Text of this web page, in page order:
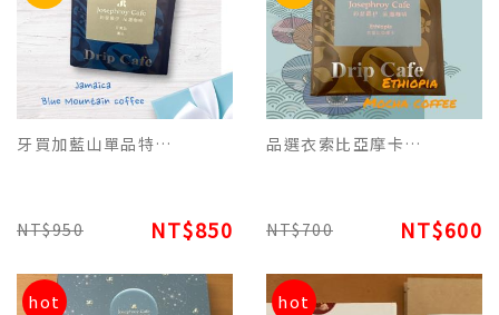
牙買加藍山單品特調濾掛平裝版(每包12g),咖啡微酸、甘醇香氛滿滿 每10包為一盒
NT$950 NT$850
品選衣索比亞摩卡特調(每包12g)濾掛平裝版 每10包為一盒
NT$700 NT$600
hot hot